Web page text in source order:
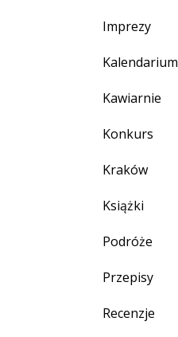
Imprezy
Kalendarium
Kawiarnie
Konkurs
Kraków
Książki
Podróże
Przepisy
Recenzje